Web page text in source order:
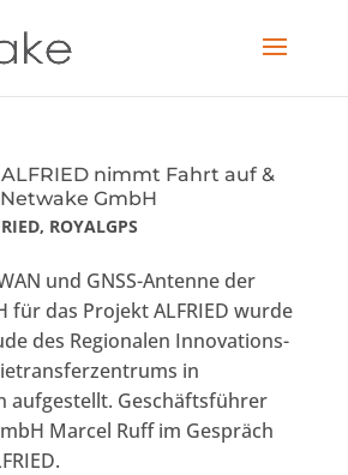
nimmt Fahrt auf &
GmbH
, ROYALGPS
und GNSS-Antenne der
für das Projekt ALFRIED wurde
des Regionalen Innovations-
in
aufgestellt. Geschäftsführer
Marcel Ruff im Gespräch